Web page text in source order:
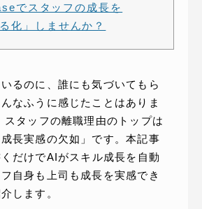
でスタッフの成長を
る化」しませんか？
いるのに、誰にも気づいてもら
なふうに感じたことはありま
スタッフの離職理由のトップは
長実感の欠如」です。本記事
だけでAIがスキル成長を自動
自身も上司も成長を実感でき
します。